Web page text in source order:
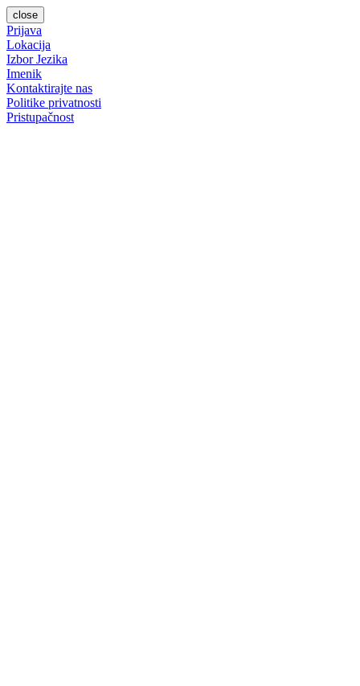
close
Prijava
Lokacija
Izbor Jezika
Imenik
Kontaktirajte nas
Politike privatnosti
Pristupačnost